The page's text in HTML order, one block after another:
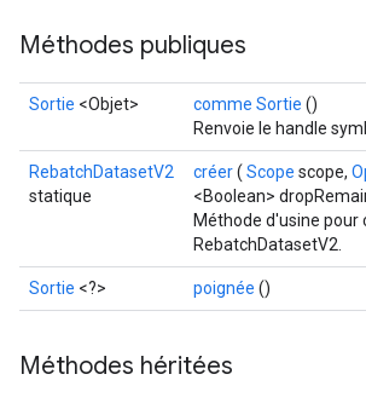
Méthodes publiques
Sortie <Objet> comme Sortie ()
Renvoie le handle
RebatchDatasetV2
statique
créer( Scope scope,
<Boolean>
Méthode d'usine pour
RebatchDatasetV2.
Sortie <?> poignée ()
Méthodes héritées